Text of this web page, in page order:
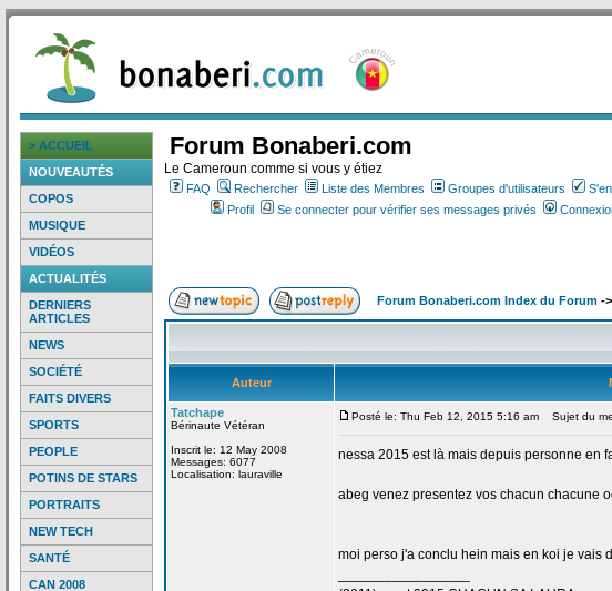
> ACCUEIL
NOUVEAUTÉS
COPOS
MUSIQUE
VIDÉOS
ACTUALITÉS
DERNIERS
ARTICLES
NEWS
SOCIÉTÉ
FAITS DIVERS
SPORTS
PEOPLE
POTINS DE STARS
PORTRAITS
NEW TECH
SANTÉ
CAN 2008
Forum Bonaberi.com
Le Cameroun comme si vous y étiez
FAQ Rechercher Liste des Membres Groupes d'utilisateurs
Profil
Se connecter pour vérifier ses messages privés
Forum Bonaberi.com Index du Forum ->
Auteur
Tatchape
Bérinaute Vétéran
Inscrit le: 12 May 2008
Messages: 6077
Localisation: lauraville
Posté le: Thu Feb 12, 2015 5:16 am Sujet du
nessa 2015 est là mais depuis personne en
abeg venez presentez vos chacun chacune
moi perso j'a conclu hein mais en koi je vais